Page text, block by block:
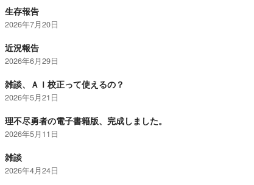
生存報告
2026年7月20日
近況報告
2026年6月29日
雑談、ＡＩ校正って使えるの？
2026年5月21日
理不尽勇者の電子書籍版、完成しました。
2026年5月11日
雑談
2026年4月24日